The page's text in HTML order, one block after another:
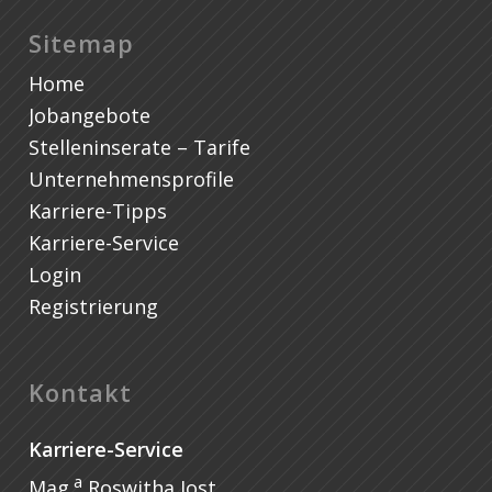
Sitemap
Home
Jobangebote
Stelleninserate – Tarife
Unternehmensprofile
Karriere-Tipps
Karriere-Service
Login
Registrierung
Kontakt
Karriere-Service
a